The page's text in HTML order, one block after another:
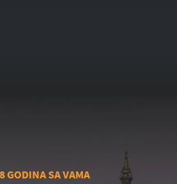
GODINA SA VAMA